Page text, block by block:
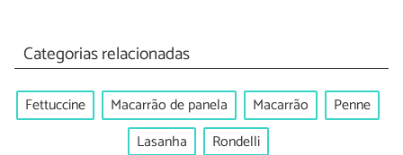
Categorias relacionadas
Fettuccine Macarrão de panela Macarrão
Penne
Lasanha
Rondelli